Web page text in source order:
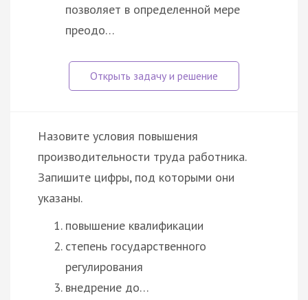
позволяет в определенной мере
преодо…
Назовите условия повышения
производительности труда работника.
Запишите цифры, под которыми они
указаны.
повышение квалификации
степень государственного
регулирования
внедрение до…